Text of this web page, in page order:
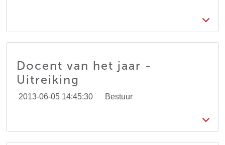
Docent van het jaar -
Uitreiking
2013-06-05 14:45:30 Bestuur